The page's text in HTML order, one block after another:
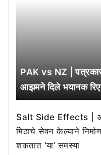
PAK vs NZ |
आझमने दिले भयानक
Salt Side Effects |
मिठाचे सेवन केल्याने
शकतात ‘या’ समस्या